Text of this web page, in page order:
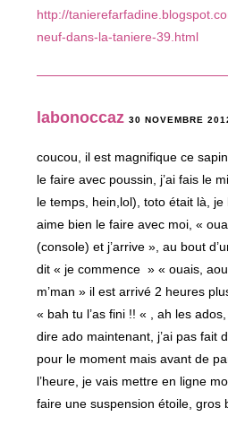
http://
neuf-dans-la-taniere-39.html
labonoccaz 30 NOVEMBRE
coucou, il est magnifique ce sapin
le faire avec poussin, j’ai fais le
le temps, hein,lol), toto était là, je
aime bien le faire avec moi, «
(console) et j’arrive », au bout
dit « je commence » « ouais,
m’man » il est arrivé 2 heures
« bah tu l’as fini !! « , ah les
dire ado maintenant, j’ai pas fait
pour le moment mais avant de
l’heure, je vais mettre en ligne
faire une suspension étoile, gros